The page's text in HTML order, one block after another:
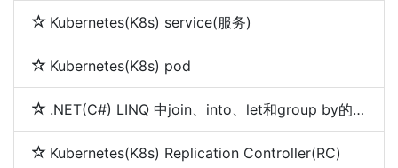
Kubernetes(K8s) service(服务)
Kubernetes(K8s) pod
.NET(C#) LINQ 中join、into、let和group by的使用
Kubernetes(K8s) Replication Controller(RC)